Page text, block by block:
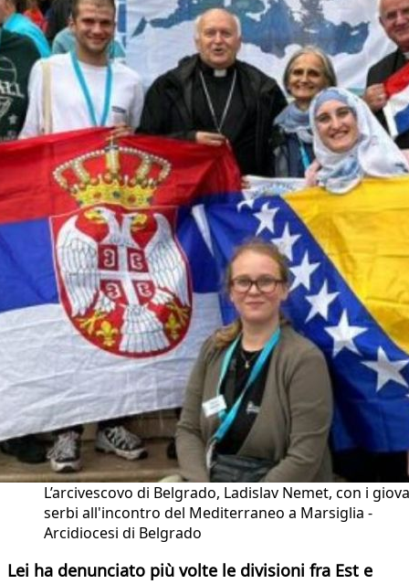
L’arcivescovo di Belgrado, Ladislav Nemet, con i
serbi all'incontro del Mediterraneo a Marsiglia -
Arcidiocesi di Belgrado
Lei ha denunciato più volte le divisioni fra Est e